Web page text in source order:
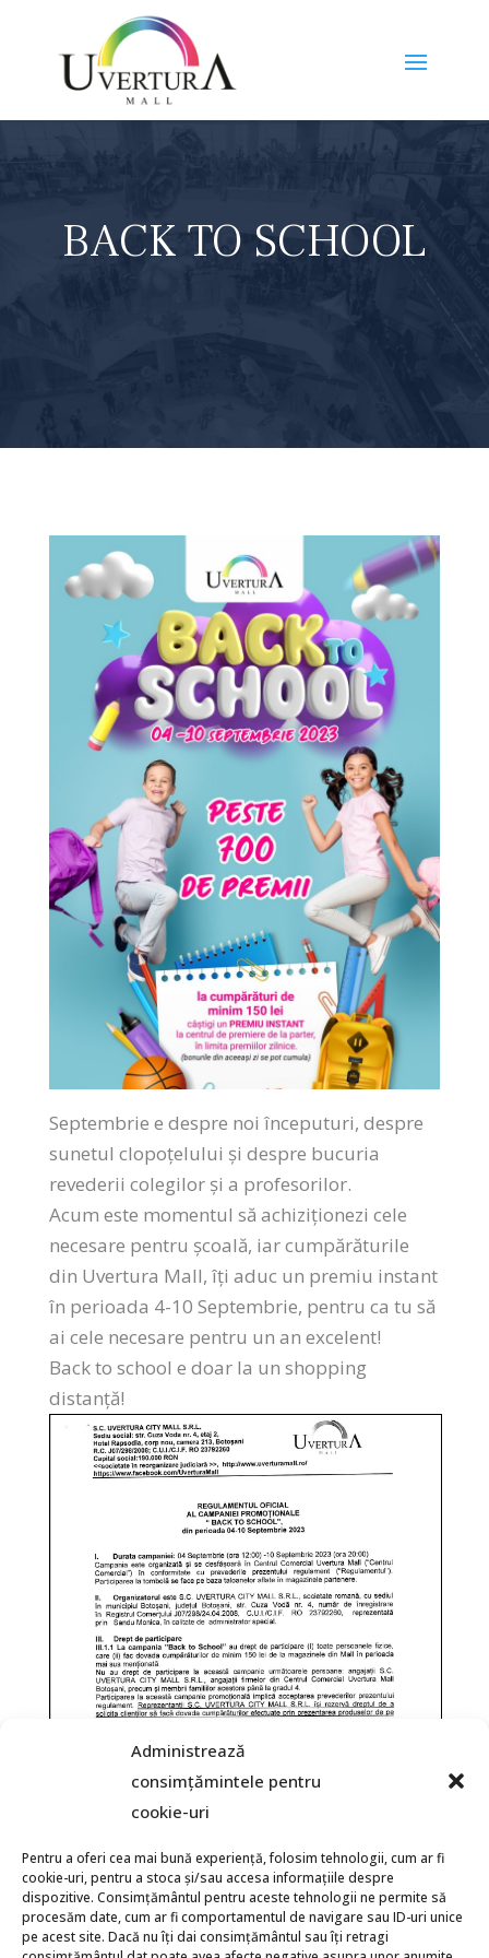
Administrează
consimțămintele pentru
cookie-uri
Pentru a oferi cea mai bună experiență, folosim tehnologii, cum ar fi
cookie-uri, pentru a stoca și/sau accesa informațiile despre
dispozitive. Consimțământul pentru aceste tehnologii ne permite să
procesăm date, cum ar fi comportamentul de navigare sau ID-uri unice
pe acest site. Dacă nu îți dai consimțământul sau îți retragi
BACK TO SCHOOL
Septembrie e despre noi începuturi, despre
sunetul clopoțelului și despre bucuria
revederii colegilor și a profesorilor.
Acum este momentul să achiziționezi cele
necesare pentru școală, iar cumpărăturile
din Uvertura Mall, îți aduc un premiu instant
în perioada 4-10 Septembrie, pentru ca tu să
ai cele necesare pentru un an excelent!
Back to school e doar la un shopping
distanță!